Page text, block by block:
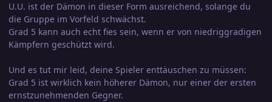
U.U. ist der Dämon in dieser Form ausreichend, solange du
die Gruppe im Vorfeld schwächst.
Grad 5 kann auch echt fies sein, wenn er von niedriggradigen
Kämpfern geschützt wird.
Und es tut mir leid, deine Spieler enttäuschen zu müssen:
Grad 5 ist wirklich kein höherer Dämon, nur einer der ersten
ernstzunehmenden Gegner.